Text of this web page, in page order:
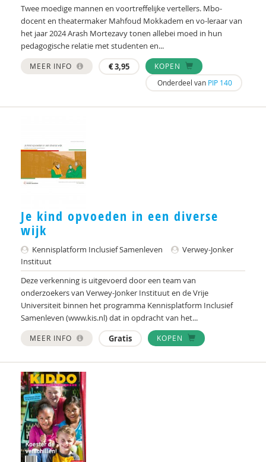
Twee moedige mannen en voortreffelijke vertellers. Mbo-
docent en theatermaker Mahfoud Mokkadem en vo-leraar van
het jaar 2024 Arash Mortezavy tonen allebei moed in hun
pedagogische relatie met studenten en...
MEER INFO €3,95
KOPEN
Onderdeel van PIP 140
Je kind opvoeden in een diverse
wijk
Kennisplatform Inclusief Samenleven
Verwey-Jonker
Instituut
Deze verkenning is uitgevoerd door een team van
onderzoekers van Verwey-Jonker Instituut en de Vrije
Universiteit binnen het programma Kennisplatform Inclusief
Samenleven (www.kis.nl) dat in opdracht van het...
MEER INFO Gratis KOPEN